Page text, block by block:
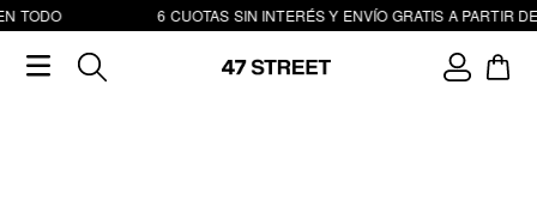
TODO 6 CUOTAS SIN INTERÉS Y ENVÍO GRATIS A PARTIR